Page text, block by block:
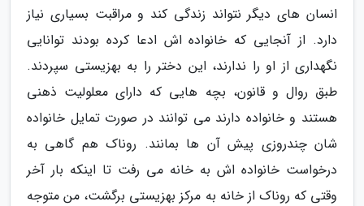
انسان های دیگر نتواند زندگی کند و مراقبت بسیاری نیاز
دارد. از آنجایی که خانواده اش ادعا کرده بودند توانایی
نگهداری از او را ندارند، این دختر را به بهزیستی سپردند.
طبق روال و قانون، بچه هایی که دارای معلولیت ذهنی
هستند و خانواده دارند می توانند در صورت تمایل خانواده
شان چندروزی پیش آن ها بمانند. روناک هم گاهی به
درخواست خانواده اش به خانه می رفت تا اینکه بار آخر
وقتی که روناک از خانه به مرکز بهزیستی برگشت، من متوجه